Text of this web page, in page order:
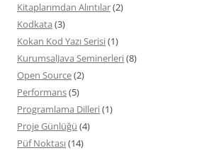
Kitaplarımdan Alıntılar(2)
Kodkata (3)
Kokan Kod Yazı Serisi(1)
KurumsalJava Seminerleri(8)
Open Source(2)
Performans(5)
Programlama Dilleri(1)
Proje Günlüğü (4)
Püf Noktası(14)